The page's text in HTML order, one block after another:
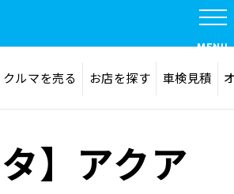
サイト内検索
MENU
す
る
クルマを売る お店を探す 車検見積
タ】アクア